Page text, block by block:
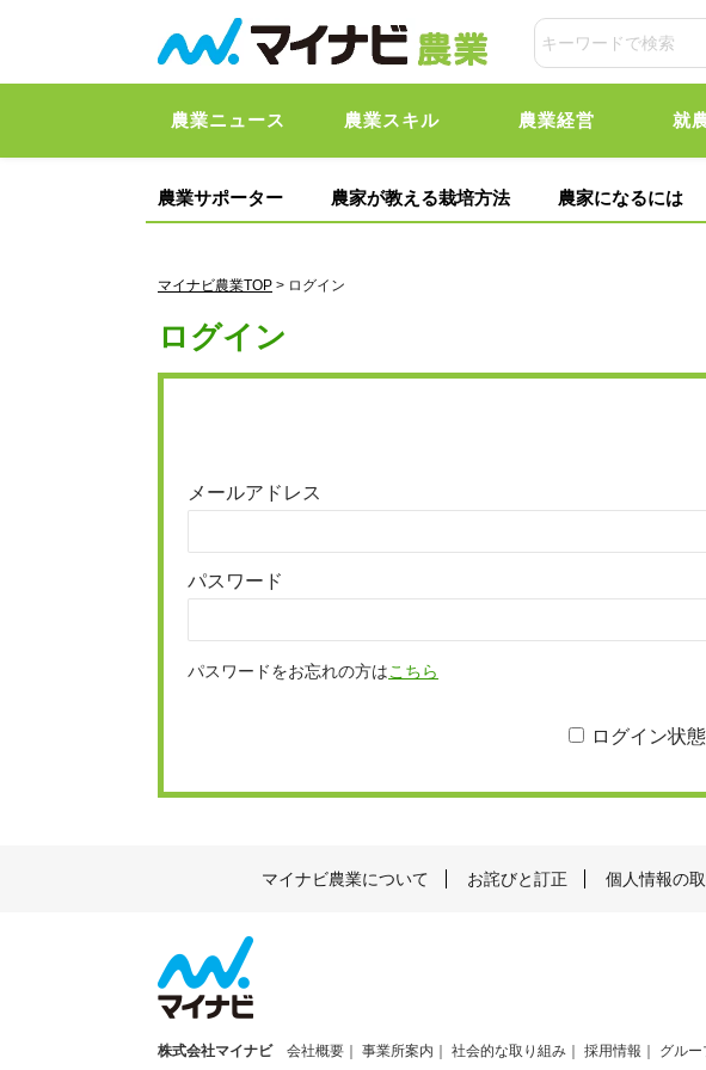
農業ニュース 農業スキル 農業経営 就
農業サポーター 農家が教える栽培方法 農家になるには
マイナビ農業TOP > ログイン
ログイン
メールアドレス
パスワード
パスワードをお忘れの方はこちら
ログイン状
マイナビ農業について お詫びと訂正 個人情報の
株式会社マイナビ 会社概要 事業所案内 社会的な取り組み 採用情報 グルー